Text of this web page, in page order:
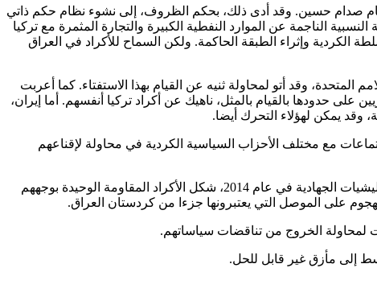
ضد نظام صدام حسين. وقد أدى ذلك، بحكم الظروف، إلى نشوء نظام حكم ذاتي
صدام حسين. إن التنمية النسبية الناجمة عن الموارد النفطية الكبيرة والتجارة المثمرة مع تركيا
الكردية وإثراء الطبقة الحاكمة. ولكن السماح للأكراد في العراق
وقد أتو لمحاولة ثنيه عن القيام بهذا الاستفتاء. كما أعربت
على حدودها بالقيام بالمثل، ناهيك عن أكراد تركيا أنفسهم. أما إيران،
مع مختلف الأحزاب السياسية الكردية في محاولة لإقناعهم
المشكلة هي بأنه في معركها ضد داعش، لا تزال الولايات المتحدة بحاجة إلى المقاتلين الأكراد العراقيين. ومنذ بداية الهجوم الذي شنته الميليشيات الجهادية في عام 2014، شكل الأكراد المقاومة الوحيدة بوجههم
على الموصل التي يعتبرونها جزءا من كردستان العراق.
لمحاولة الخروج من تناقضات سياساتهم.
إلى مأزق غير قابل للحل.